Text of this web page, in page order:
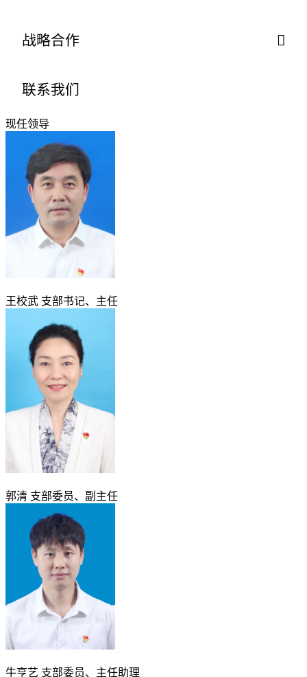
战略合作
联系我们
现任领导
王校武 支部书记、主任
郭清 支部委员、副主任
牛亨艺 支部委员、主任助理